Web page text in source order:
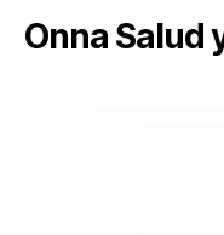
Onna Salud